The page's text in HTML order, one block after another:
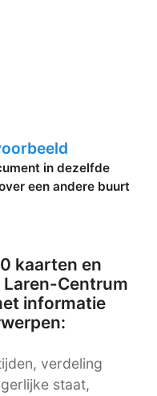
in dezelfde
een andere buurt
kaarten en
Centrum
informatie
verdeling
staat,